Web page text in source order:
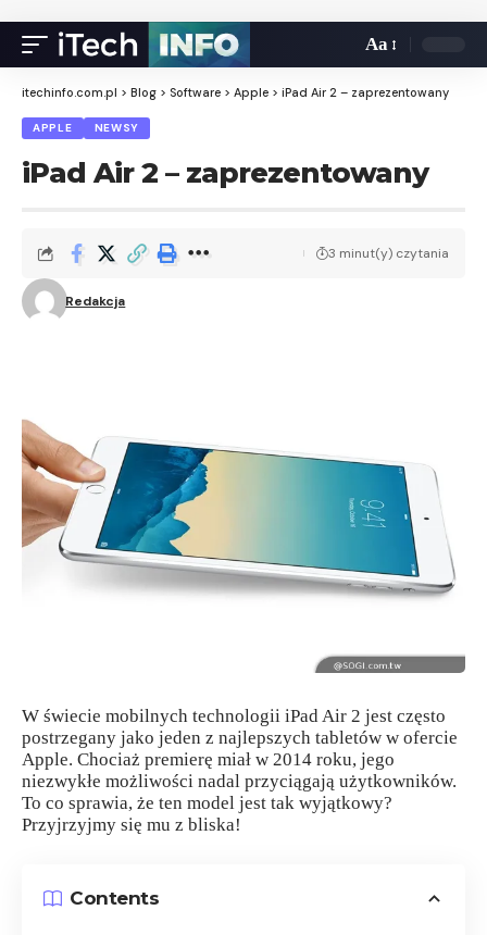
Aa
itechinfo.com.pl > Blog > Software > Apple > iPad Air 2 – zaprezentowany
APPLE NEWSY
iPad Air 2 – zaprezentowany
Redakcja
3 minut(y) czytania
W świecie mobilnych technologii iPad Air 2 jest często
postrzegany jako jeden z najlepszych tabletów w ofercie
Apple. Chociaż premierę miał w 2014 roku, jego
niezwykłe możliwości nadal przyciągają użytkowników.
To co sprawia, że ten model jest tak wyjątkowy?
Przyjrzyjmy się mu z bliska!
Contents